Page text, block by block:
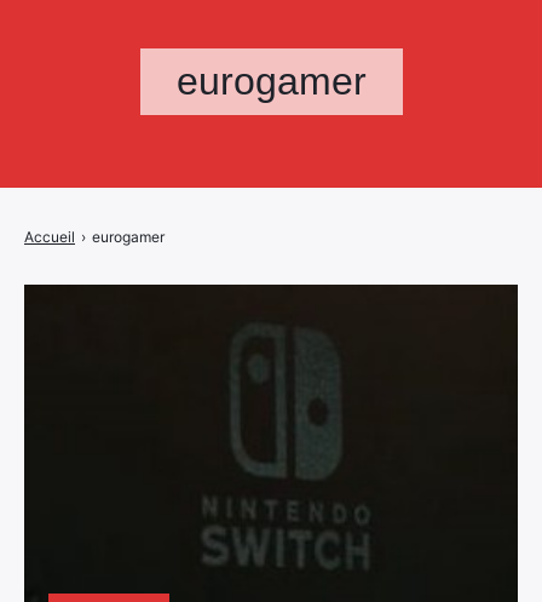
eurogamer
Accueil › eurogamer